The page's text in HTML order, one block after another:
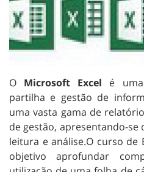
O Microsoft Excel é
partilha e gestão de
uma vasta gama de
de gestão, apresentando-se
leitura e análise.O curso de
objetivo aprofundar